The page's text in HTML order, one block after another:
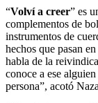
“Volví a creer” es
complementos de
instrumentos de
hechos que pasan
habla de la
conoce a ese
persona”, acotó